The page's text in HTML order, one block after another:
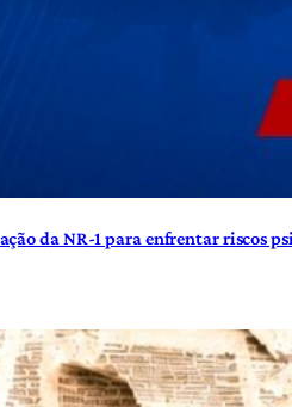
da NR-1 para enfrentar riscos